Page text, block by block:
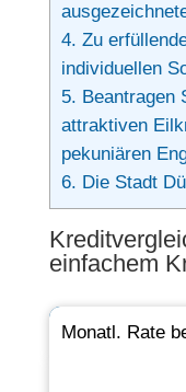
4. Zu
individuellen
5. Beantragen
attraktiven
pekuniären
6. Die Stadt
einfachem
Monatl. Rate